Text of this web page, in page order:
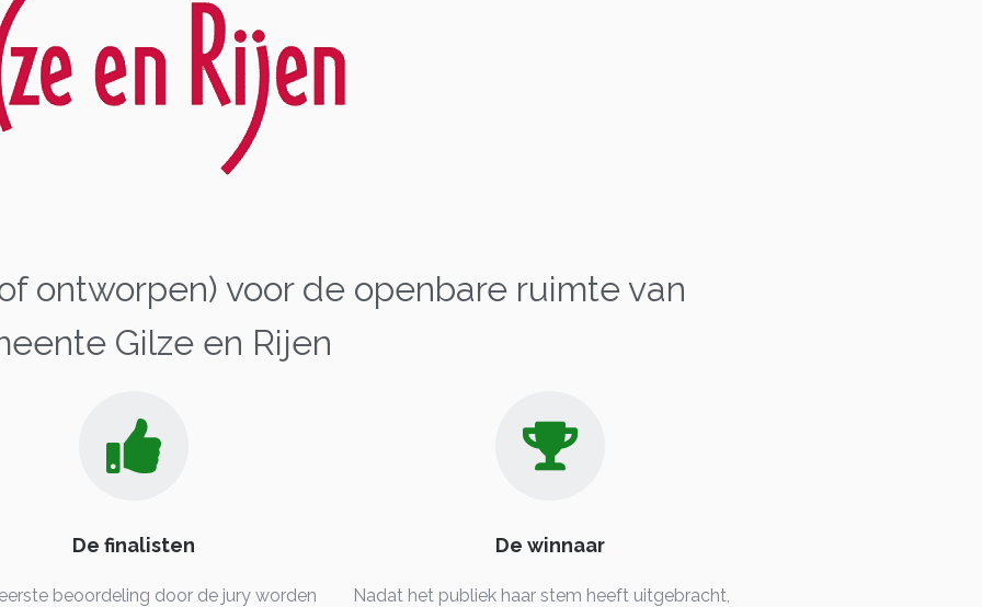
ontworpen) voor de openbare ruimte van
Gilze en Rijen
De finalisten
beoordeling door de jury worden
De winnaar
Nadat het publiek haar stem heeft uitgebracht,